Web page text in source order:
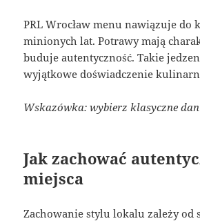
PRL Wrocław menu nawiązuje do
minionych lat. Potrawy mają
buduje autentyczność. Takie
wyjątkowe doświadczenie
Wskazówka: wybierz klasyczne
Jak zachować
miejsca
Zachowanie stylu lokalu zależy od